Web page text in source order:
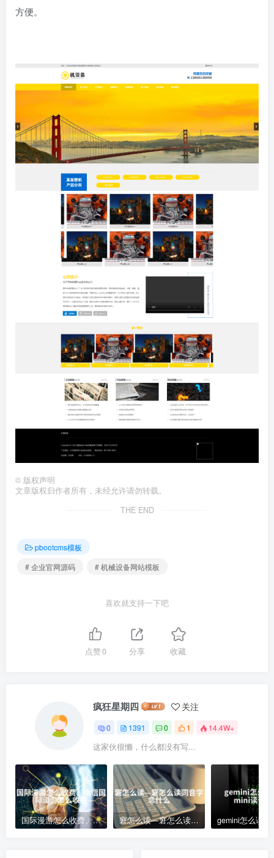
方便。
© 版权声明
文章版权归作者所有，未经允许请勿转载。
THE END
pbootcms模板
# 企业官网源码
# 机械设备网站模板
喜欢就支持一下吧
点赞0 分享 收藏
疯狂星期四 关注
0 1391 0 1 14.4W+
这家伙很懒，什么都没有写...
国际漫游怎么收费、电信国际漫游怎么收费 窘怎么读—窘怎么读同音字念什么